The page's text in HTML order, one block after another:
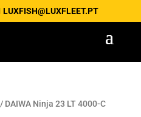
LUXFISH@LUXFLEET.PT
/ DAIWA Ninja 23 LT 4000-C